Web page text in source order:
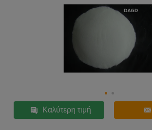
Καλύτερη τιμή